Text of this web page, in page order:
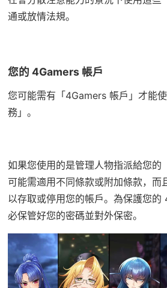
通或放情法規。
您的 4Gamers 帳戶
您可能需有「4Gamers 帳戶」才能
務」。
如果您使用的是管理人物指派給您的
可能需適用不同條款或附加條款，而
以存取或停用您的帳戶。為保護您
必保管好您的密碼並對外保密。